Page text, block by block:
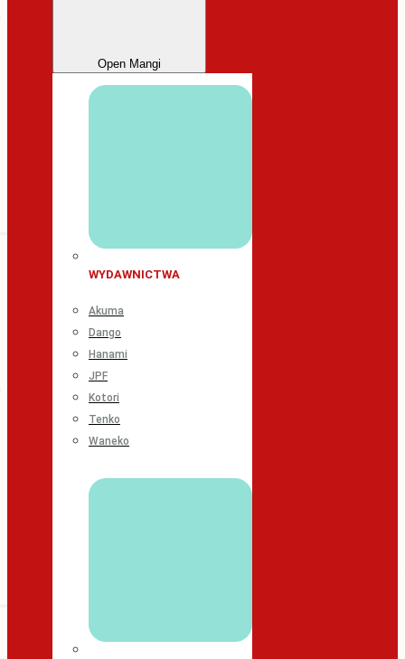
Open Mangi
WYDAWNICTWA
Akuma
Dango
Hanami
JPF
Kotori
Tenko
Waneko